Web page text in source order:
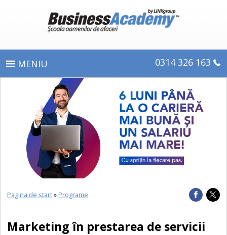
0314 326 163
CE OBŢINEŢI
E-LEARNING
Pagina de start»Programe
Marketing în prestarea de servicii